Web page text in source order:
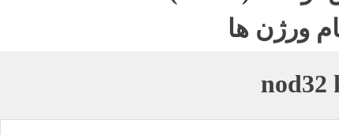
ورژن ها
nod32